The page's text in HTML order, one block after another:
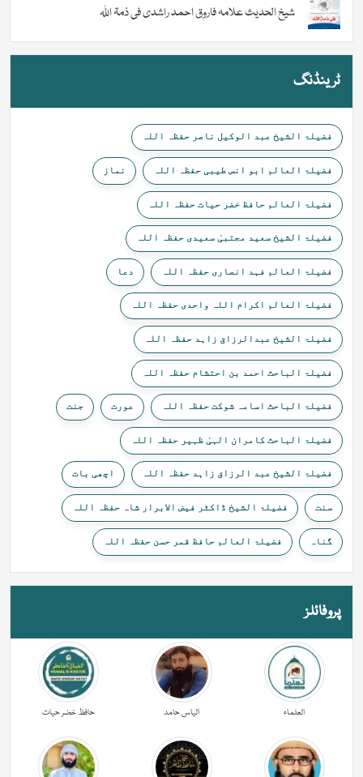
شیخ الحدیث علامہ فاروق احمد راشدی فی ذمۃ اللہ
ٹرینڈنگ
فضیلۃ الشیخ عبد الوکیل ناصر حفظہ اللہ
فضیلۃ العالم ابو انس طیبی حفظہ اللہ نماز
فضیلۃ العالم حافظ خضر حیات حفظہ اللہ
فضیلۃ الشیخ سعید مجتبیٰ سعیدی حفظہ اللہ
فضیلۃ العالم فہد انصاری حفظہ اللہ دعا
فضیلۃ العالم اکرام اللہ واحدی حفظہ اللہ
فضیلۃ الشیخ عبدالرزاق زاہد حفظہ اللہ
فضیلۃ الباحث احمد بن احتشام حفظہ اللہ
فضیلۃ الباحث اسامہ شوکت حفظہ اللہ عورت جنت
فضیلۃ الباحث کامران الہیٰ ظہیر حفظہ اللہ
فضیلۃ الشیخ عبد الرزاق زاہد حفظہ اللہ اچھی بات
سنت فضیلۃ الشیخ ڈاکٹر فیض الابرار شاہ حفظہ اللہ
گناہ فضیلۃ العالم حافظ قمر حسن حفظہ اللہ
پروفائلز
العلماء الیاس حامد حافظ خضر حیات